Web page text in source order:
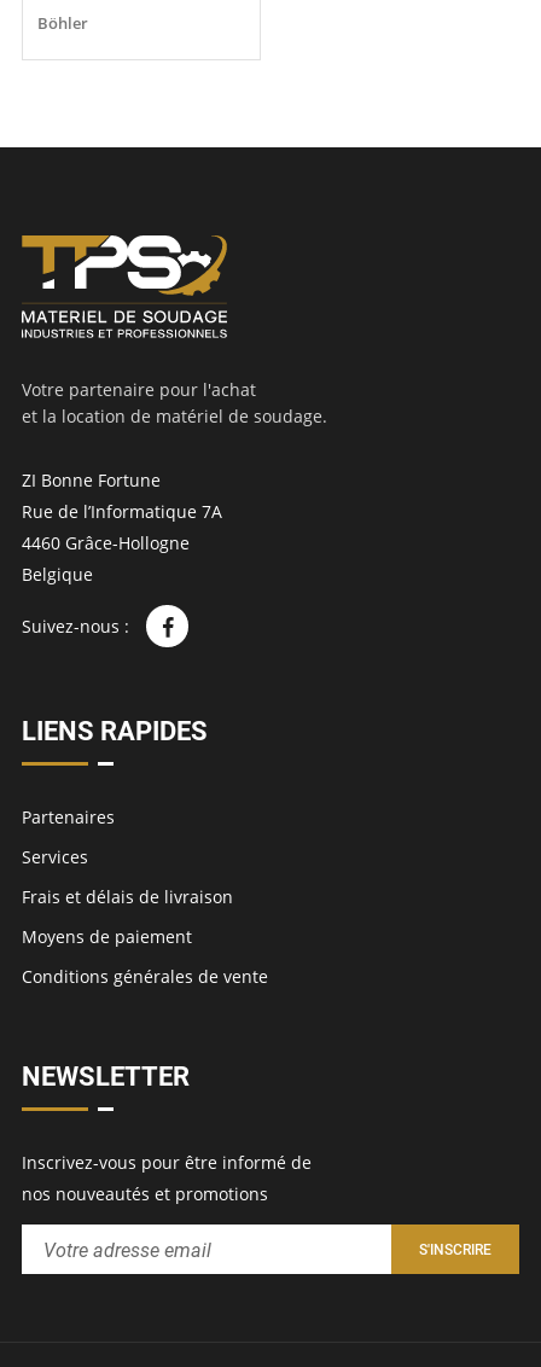
Böhler
Votre partenaire pour l'achat
et la location de matériel de soudage.
ZI Bonne Fortune
Rue de l’Informatique 7A
4460 Grâce-Hollogne
Belgique
Suivez-nous :
LIENS RAPIDES
Partenaires
Services
Frais et délais de livraison
Moyens de paiement
Conditions générales de vente
NEWSLETTER
Inscrivez-vous pour être informé de
nos nouveautés et promotions